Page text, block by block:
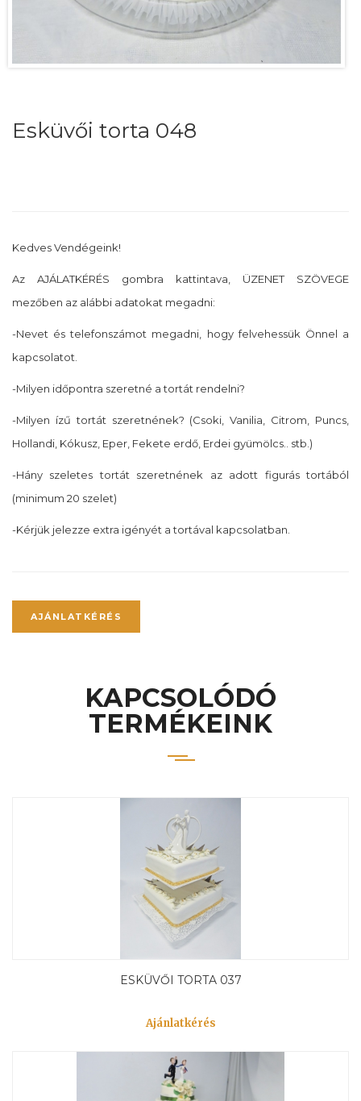
Esküvői torta 048
Kedves Vendégeink!
Az AJÁLATKÉRÉS gombra kattintava, ÜZENET SZÖVEGE
mezőben az alábbi adatokat megadni:
-Nevet és telefonszámot megadni, hogy felvehessük Önnel a
kapcsolatot.
-Milyen időpontra szeretné a tortát rendelni?
-Milyen ízű tortát szeretnének? (Csoki, Vanilia, Citrom, Puncs,
Hollandi, Kókusz, Eper, Fekete erdő, Erdei gyümölcs.. stb.)
-Hány szeletes tortát szeretnének az adott figurás tortából
(minimum 20 szelet)
-Kérjük jelezze extra igényét a tortával kapcsolatban.
AJÁNLATKÉRÉS
KAPCSOLÓDÓ
TERMÉKEINK
ESKÜVŐI TORTA 037
Ajánlatkérés